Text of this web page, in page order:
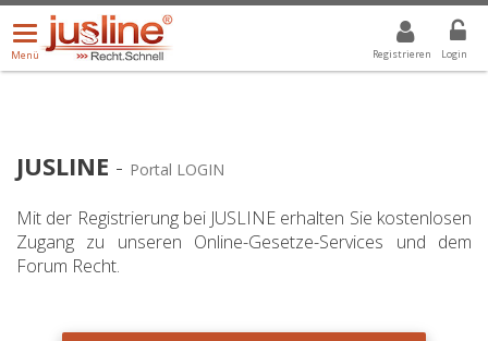
Registrieren Login
Menü
öffnen/schließen
Menü
ALLE DROPDOWN: GEWÄHLTER WERT IST ALLE
JUSLINE - Portal LOGIN
Mit der Registrierung bei JUSLINE erhalten Sie kostenlosen
Zugang zu unseren Online-Gesetze-Services und dem
Forum Recht.